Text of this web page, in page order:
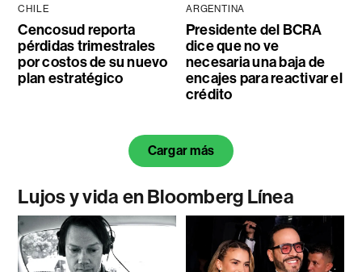
CHILE
Cencosud reporta
pérdidas trimestrales
por costos de su nuevo
plan estratégico
ARGENTINA
Presidente del BCRA
dice que no ve
necesaria una baja de
encajes para reactivar el
crédito
Cargar más
Lujos y vida en Bloomberg Línea